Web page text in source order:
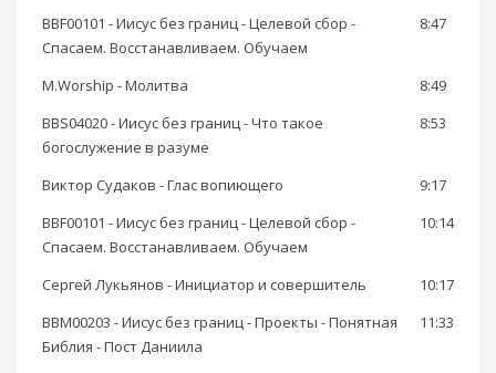
BBF00101 - Иисус без границ - Целевой сбор -
Спасаем. Восстанавливаем. Обучаем
8:47
M.Worship - Молитва
8:49
BBS04020 - Иисус без границ - Что такое
богослужение в разуме
8:53
Виктор Судаков - Глас вопиющего
9:17
BBF00101 - Иисус без границ - Целевой сбор -
Спасаем. Восстанавливаем. Обучаем
10:14
Сергей Лукьянов - Инициатор и совершитель
10:17
BBM00203 - Иисус без границ - Проекты - Понятная
Библия - Пост Даниила
11:33